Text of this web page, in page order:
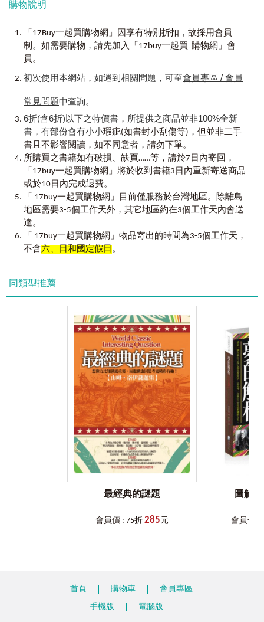
購物說明
「17Buy一起買購物網」因享有特別折扣 ， 故採用會員
制 。 如需要購物 ， 請先加入「17buy一起買 購物網」會
員。
初次使用本網站，如遇到相關問題，可至會員專區 / 會員
常見問題中查詢。
6折(含6折)以下之特價書，所提供之商品並非100%全新
書，有部份會有小小瑕疵(如書封小刮傷等) ， 但並非二手
書且不影響閱讀 ， 如不同意者 ， 請勿下單。
所購買之書籍如有破損、缺頁……等，請於7日內寄回 ，
「17buy一起買購物網」將於收到書籍3日內重新寄送商品
或於10日內完成退費。
「 17buy一起買購物網」目前僅服務於台灣地區。除離島
地區需要3-5個工作天外，其它地區約在3個工作天內會送
達。
「 17buy一起買購物網」物品寄出的時間為3-5個工作天，
不含六、日和國定假日 。
同類型推薦
最經典的謎題
會員價 : 75折 285元
圖解
會員價 :
首頁 購物車
會員專區
手機版
電腦版